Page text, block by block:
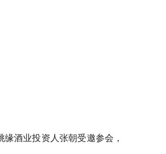
酒业投资人张朝受邀参会，